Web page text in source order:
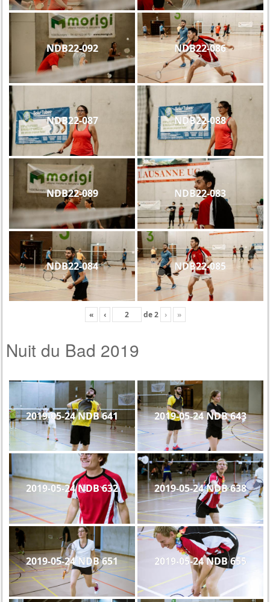
NDB22-092 NDB22-086
NDB22-087 NDB22-088
NDB22-089 NDB22-083
NDB22-084 NDB22-085
« ‹ de2 › »
Nuit du Bad 2019
2019-05-24 NDB 641 2019-05-24 NDB 643
2019-05-24 NDB 632 2019-05-24 NDB 638
2019-05-24 NDB 651 2019-05-24 NDB 655